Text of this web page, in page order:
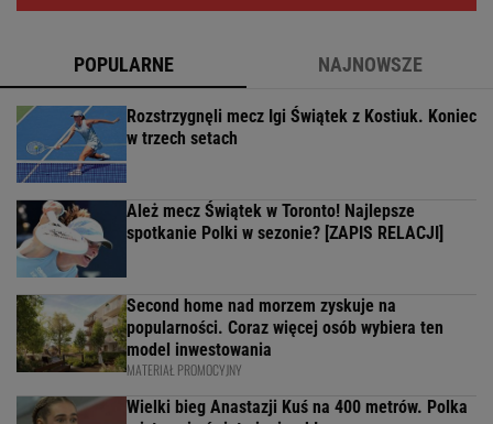
POPULARNE NAJNOWSZE
Rozstrzygnęli mecz Igi Świątek z Kostiuk. Koniec
w trzech setach
Ależ mecz Świątek w Toronto! Najlepsze
spotkanie Polki w sezonie? [ZAPIS RELACJI]
Second home nad morzem zyskuje na
popularności. Coraz więcej osób wybiera ten
model inwestowania
MATERIAŁ PROMOCYJNY
Wielki bieg Anastazji Kuś na 400 metrów. Polka